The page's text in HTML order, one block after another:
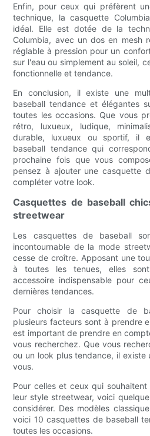
Enfin, pour ceux qui préfèrent
technique, la casquette
idéal. Elle est dotée de la
Columbia, avec un dos en mesh
réglable à pression pour un
sur l'eau ou simplement au soleil,
fonctionnelle et tendance.
En conclusion, il existe une
baseball tendance et élégantes
toutes les occasions. Que vous
rétro, luxueux, ludique,
durable, luxueux ou sportif, il
baseball tendance qui
prochaine fois que vous
pensez à ajouter une casquette
compléter votre look.
Casquettes de baseball
streetwear
Les casquettes de baseball
incontournable de la mode
cesse de croître. Apposant une
à toutes les tenues, elles
accessoire indispensable pour
dernières tendances.
Pour choisir la casquette de
plusieurs facteurs sont à prendre
est important de prendre en
vous recherchez. Que vous
ou un look plus tendance, il
vous.
Pour celles et ceux qui
leur style streetwear, voici
considérer. Des modèles
voici 10 casquettes de baseball
toutes les occasions.